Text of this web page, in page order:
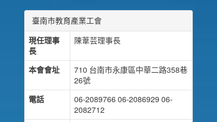
臺南市教育產業工會
現任理事
長
陳葦芸理事長
本會會址
710 台南市永康區中華二路358巷
26號
電話
06-2089766 06-2086929 06-
2082712